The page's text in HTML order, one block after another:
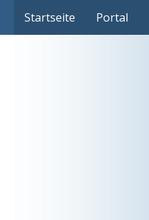
Startseite Portal